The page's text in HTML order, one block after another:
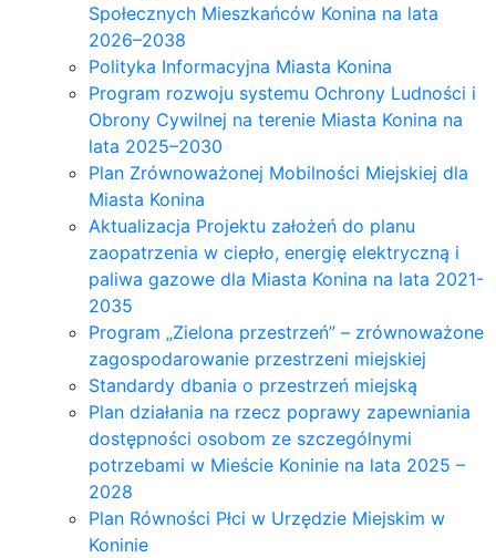
Społecznych Mieszkańców Konina na lata
2026–2038
Polityka Informacyjna Miasta Konina
Program rozwoju systemu Ochrony Ludności i
Obrony Cywilnej na terenie Miasta Konina na
lata 2025–2030
Plan Zrównoważonej Mobilności Miejskiej dla
Miasta Konina
Aktualizacja Projektu założeń do planu
zaopatrzenia w ciepło, energię elektryczną i
paliwa gazowe dla Miasta Konina na lata 2021-
2035
Program „Zielona przestrzeń” – zrównoważone
zagospodarowanie przestrzeni miejskiej
Standardy dbania o przestrzeń miejską
Plan działania na rzecz poprawy zapewniania
dostępności osobom ze szczególnymi
potrzebami w Mieście Koninie na lata 2025 –
2028
Plan Równości Płci w Urzędzie Miejskim w
Koninie